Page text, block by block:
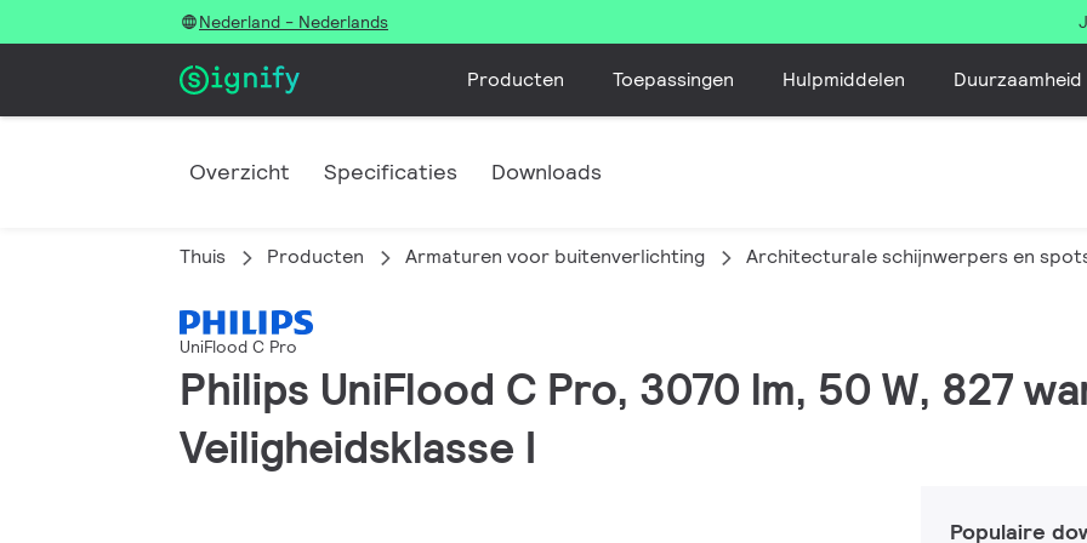
Nederland - Nederlands
Producten Toepassingen Hulpmiddelen Duurzaamheid
Overzicht Specificaties Downloads
Thuis Producten Armaturen voor buitenverlichting Architecturale schijnwerpers en
UniFlood C Pro
Philips UniFlood C Pro, 3070 lm, 50 W, 827
Veiligheidsklasse I
Populaire